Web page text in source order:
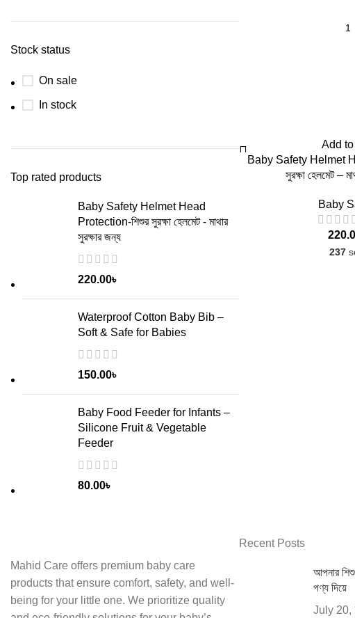
Stock status
On sale
In stock
Top rated products
Baby Safety Helmet Head
Protection-শিশুর সুরক্ষা হেলমেট - মাথার
সুরক্ষার জন্য
220.00৳
Waterproof Cotton Baby Bib –
Soft & Safe for Babies
150.00৳
Baby Food Feeder for Infants –
Silicone Fruit & Vegetable
Feeder
80.00৳
Add
Baby Safety Helmet
সুরক্ষা হেলমেট –
Baby
237
Mahid Care offers premium baby care
products that ensure comfort, safety, and well-
being for your little one. We prioritize quality
Recent Posts
আপনার
পণ্য দিয়ে
July 20,